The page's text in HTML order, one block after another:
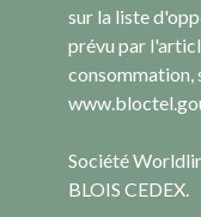
sur la liste
prévu par
consommation,
Société
BLOIS CEDEX.